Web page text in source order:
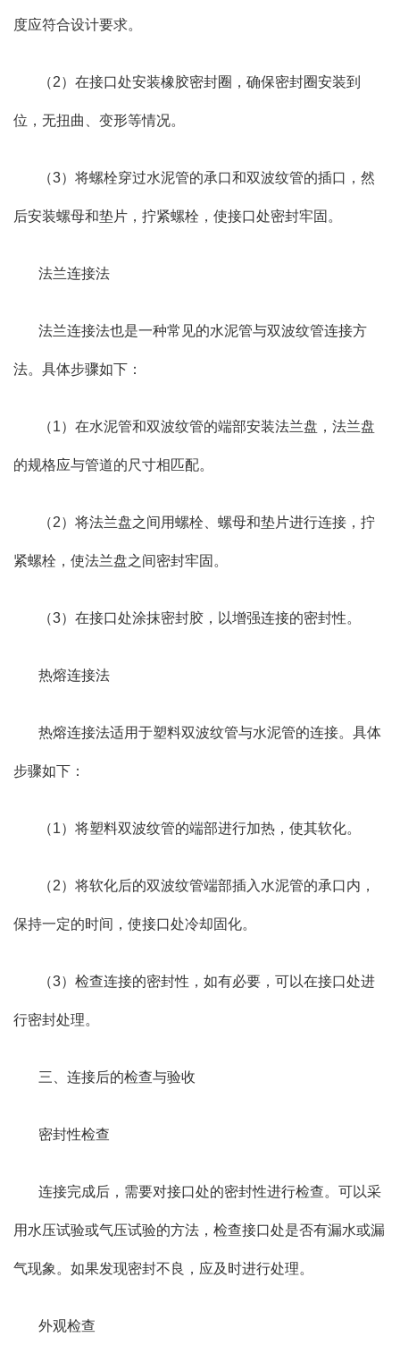
度应符合设计要求。
（2）在接口处安装橡胶密封圈，确保密封圈安装到
位，无扭曲、变形等情况。
（3）将螺栓穿过水泥管的承口和双波纹管的插口，然
后安装螺母和垫片，拧紧螺栓，使接口处密封牢固。
法兰连接法
法兰连接法也是一种常见的水泥管与双波纹管连接方
法。具体步骤如下：
（1）在水泥管和双波纹管的端部安装法兰盘，法兰盘
的规格应与管道的尺寸相匹配。
（2）将法兰盘之间用螺栓、螺母和垫片进行连接，拧
紧螺栓，使法兰盘之间密封牢固。
（3）在接口处涂抹密封胶，以增强连接的密封性。
热熔连接法
热熔连接法适用于塑料双波纹管与水泥管的连接。具体
步骤如下：
（1）将塑料双波纹管的端部进行加热，使其软化。
（2）将软化后的双波纹管端部插入水泥管的承口内，
保持一定的时间，使接口处冷却固化。
（3）检查连接的密封性，如有必要，可以在接口处进
行密封处理。
三、连接后的检查与验收
密封性检查
连接完成后，需要对接口处的密封性进行检查。可以采
用水压试验或气压试验的方法，检查接口处是否有漏水或漏
气现象。如果发现密封不良，应及时进行处理。
外观检查